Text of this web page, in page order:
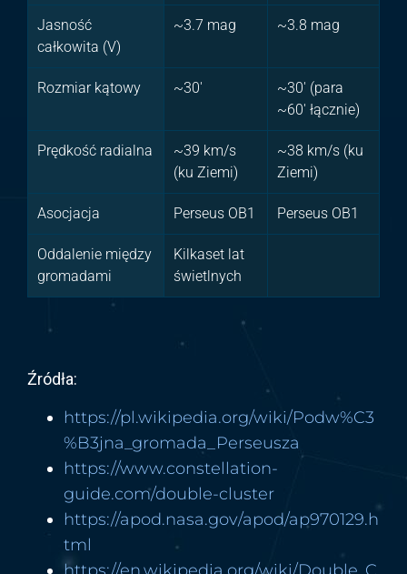
Jasność
całkowita (V)
~3.7 mag ~3.8 mag
Rozmiar kątowy ~30′
~30′ (para
~60′ łącznie)
Prędkość radialna
~39 km/s
(ku Ziemi)
~38 km/s (ku
Ziemi)
Asocjacja Perseus OB1 Perseus OB1
Oddalenie między
gromadami
Kilkaset lat
świetlnych
Źródła:
https://pl.wikipedia.org/wiki/Podw%C3
%B3jna_gromada_Perseusza
https://www.constellation-
guide.com/double-cluster
https://apod.nasa.gov/apod/ap970129.h
tml